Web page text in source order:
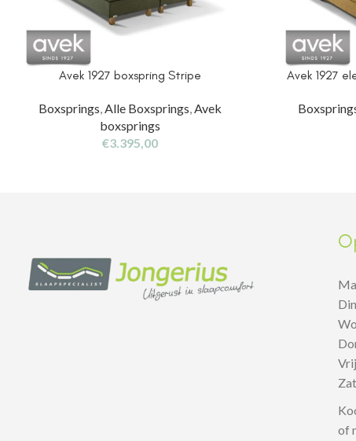
Avek 1927 boxspring Stripe
Boxsprings,Alle Boxsprings,Avek
boxsprings
€3.395,00
Avek 1927
of